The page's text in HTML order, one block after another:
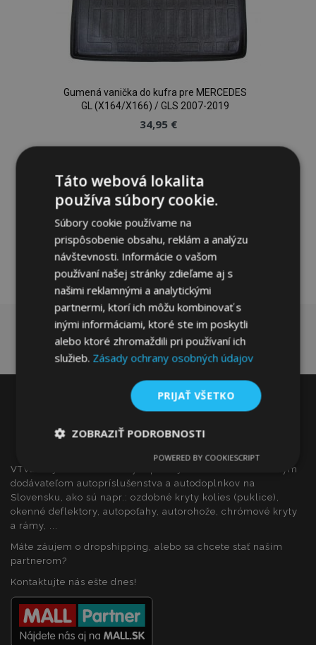
Gumená vanička do kufra pre MERCEDES
GL (X164/X166) / GLS 2007-2019
34,95 €
zoznamu
prianí
VTVauto je maloobchodným predajcom a veľkoobchodným
dodávateľom autopríslušenstva a autodoplnkov na
Slovensku, ako sú napr.: ozdobné kryty kolies (puklice),
okenné deflektory, autopoťahy, autorohože, chrómové kryty
a rámy, ...
Máte záujem o dropshipping, alebo sa chcete stať našim
partnerom?
Kontaktujte nás ešte dnes!
Táto webová lokalita
používa súbory cookie.
Súbory cookie používame na
prispôsobenie obsahu, reklám a analýzu
návštevnosti. Informácie o vašom
používaní našej stránky zdieľame aj s
našimi reklamnými a analytickými
partnermi, ktorí ich môžu kombinovať s
inými informáciami, ktoré ste im poskytli
alebo ktoré zhromaždili pri používaní ich
služieb. Zásady ochrany osobných údajov
PRIJAŤ VŠETKO
ZOBRAZIŤ PODROBNOSTI
Výkonnosť Cielenie
Nevyhnutne potrebné
POWERED BY COOKIESCRIPT